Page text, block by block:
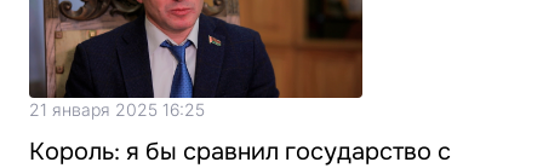
21 января 2025 16:25
Король: я бы сравнил государство с